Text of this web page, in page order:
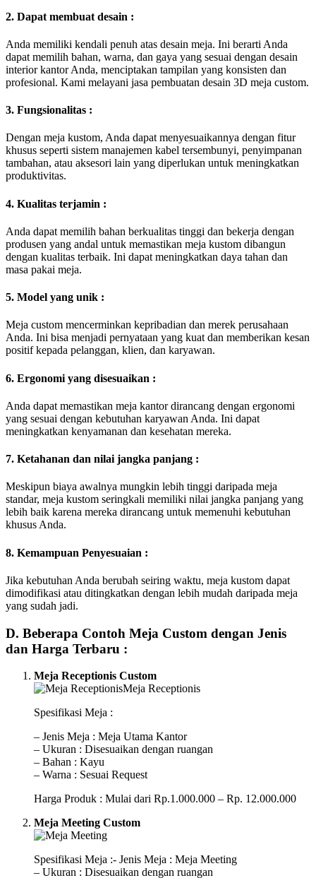
2. Dapat membuat desain :
Anda memiliki kendali penuh atas desain meja. Ini berarti Anda
dapat memilih bahan, warna, dan gaya yang sesuai dengan desain
interior kantor Anda, menciptakan tampilan yang konsisten dan
profesional. Kami melayani jasa pembuatan desain 3D meja custom.
3. Fungsionalitas :
Dengan meja kustom, Anda dapat menyesuaikannya dengan fitur
khusus seperti sistem manajemen kabel tersembunyi, penyimpanan
tambahan, atau aksesori lain yang diperlukan untuk meningkatkan
produktivitas.
4. Kualitas terjamin :
Anda dapat memilih bahan berkualitas tinggi dan bekerja dengan
produsen yang andal untuk memastikan meja kustom dibangun
dengan kualitas terbaik. Ini dapat meningkatkan daya tahan dan
masa pakai meja.
5. Model yang unik :
Meja custom mencerminkan kepribadian dan merek perusahaan
Anda. Ini bisa menjadi pernyataan yang kuat dan memberikan kesan
positif kepada pelanggan, klien, dan karyawan.
6. Ergonomi yang disesuaikan :
Anda dapat memastikan meja kantor dirancang dengan ergonomi
yang sesuai dengan kebutuhan karyawan Anda. Ini dapat
meningkatkan kenyamanan dan kesehatan mereka.
7. Ketahanan dan nilai jangka panjang :
Meskipun biaya awalnya mungkin lebih tinggi daripada meja
standar, meja kustom seringkali memiliki nilai jangka panjang yang
lebih baik karena mereka dirancang untuk memenuhi kebutuhan
khusus Anda.
8. Kemampuan Penyesuaian :
Jika kebutuhan Anda berubah seiring waktu, meja kustom dapat
dimodifikasi atau ditingkatkan dengan lebih mudah daripada meja
yang sudah jadi.
D. Beberapa Contoh Meja Custom dengan Jenis
dan Harga Terbaru :
Meja Receptionis Custom
Spesifikasi Meja :
– Jenis Meja : Meja Utama Kantor
– Ukuran : Disesuaikan dengan ruangan
– Bahan : Kayu
– Warna : Sesuai Request
Harga Produk : Mulai dari Rp.1.000.000 – Rp. 12.000.000
Meja Meeting Custom
Spesifikasi Meja :- Jenis Meja : Meja Meeting
– Ukuran : Disesuaikan dengan ruangan